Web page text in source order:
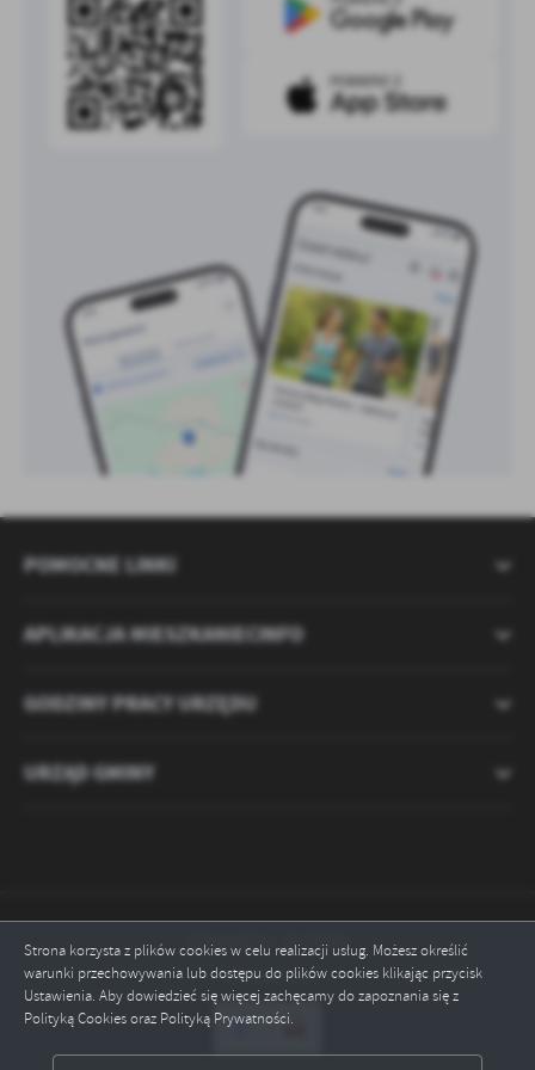
Strona korzysta z plików cookies w celu realizacji usług. Możesz określić
warunki przechowywania lub dostępu do plików cookies klikając przycisk
Ustawienia. Aby dowiedzieć się więcej zachęcamy do zapoznania się z
Polityką Cookies oraz Polityką Prywatności.
ZAPISZ WYBRANE
POMOCNE LINKI
APLIKACJA MIESZKANIECINFO
GODZINY PRACY URZĘDU
URZĄD GMINY
Odwiedzin: 2120668
Online: 15